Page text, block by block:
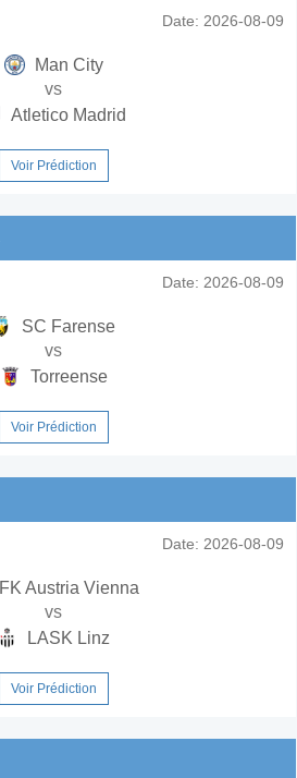
Date: 2026-08-09
Man City
vs
Atletico Madrid
Voir Prédiction
Date: 2026-08-09
SC Farense
vs
Torreense
Voir Prédiction
Date: 2026-08-09
FK Austria Vienna
vs
LASK Linz
Voir Prédiction